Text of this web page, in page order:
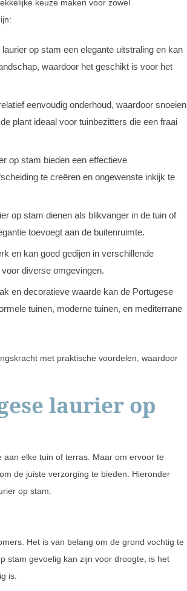
keuze maken voor zowel
op stam een elegante uitstraling en kan
waardoor het geschikt is voor het
eenvoudig onderhoud, waardoor snoeien
plant ideaal voor tuinbezitters die een fraai
op stam bieden een effectieve
te creëren en ongewenste inkijk te
op stam dienen als blikvanger in de tuin of
toevoegt aan de buitenruimte.
en kan goed gedijen in verschillende
diverse omgevingen.
en decoratieve waarde kan de Portugese
tuinen, moderne tuinen, en mediterrane
met praktische voordelen, waardoor
laurier op
elke tuin of terras. Maar om ervoor te
de juiste verzorging te bieden. Hieronder
op stam:
Het is van belang om de grond vochtig te
stam gevoelig kan zijn voor droogte, is het
is.